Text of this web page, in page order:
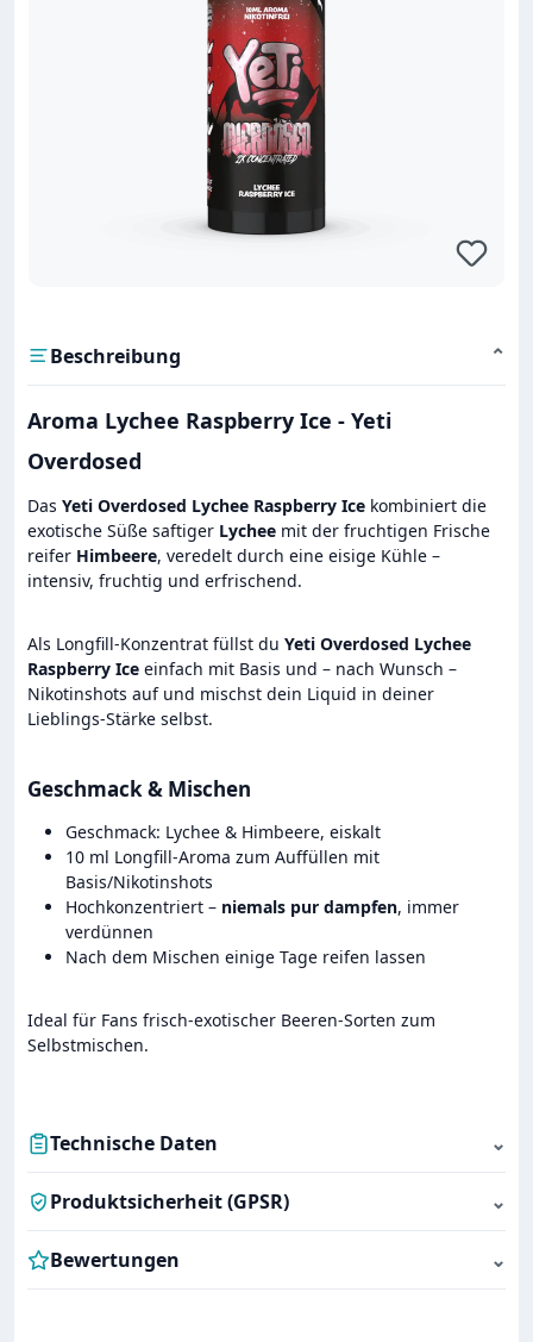
Beschreibung ⌄
Aroma Lychee Raspberry Ice - Yeti
Overdosed
Das Yeti Overdosed Lychee Raspberry Ice kombiniert die
exotische Süße saftiger Lychee mit der fruchtigen Frische
reifer Himbeere, veredelt durch eine eisige Kühle –
intensiv, fruchtig und erfrischend.
Als Longfill-Konzentrat füllst du Yeti Overdosed Lychee
Raspberry Ice einfach mit Basis und – nach Wunsch –
Nikotinshots auf und mischst dein Liquid in deiner
Lieblings-Stärke selbst.
Geschmack & Mischen
Geschmack: Lychee & Himbeere, eiskalt
10 ml Longfill-Aroma zum Auffüllen mit
Basis/Nikotinshots
Hochkonzentriert – niemals pur dampfen, immer
verdünnen
Nach dem Mischen einige Tage reifen lassen
Ideal für Fans frisch-exotischer Beeren-Sorten zum
Selbstmischen.
Technische Daten ⌄
Produktsicherheit (GPSR) ⌄
Bewertungen ⌄